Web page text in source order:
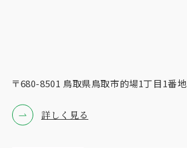
〒680-8501 ⿃取県⿃取市的場1丁⽬1番地
詳しく見る